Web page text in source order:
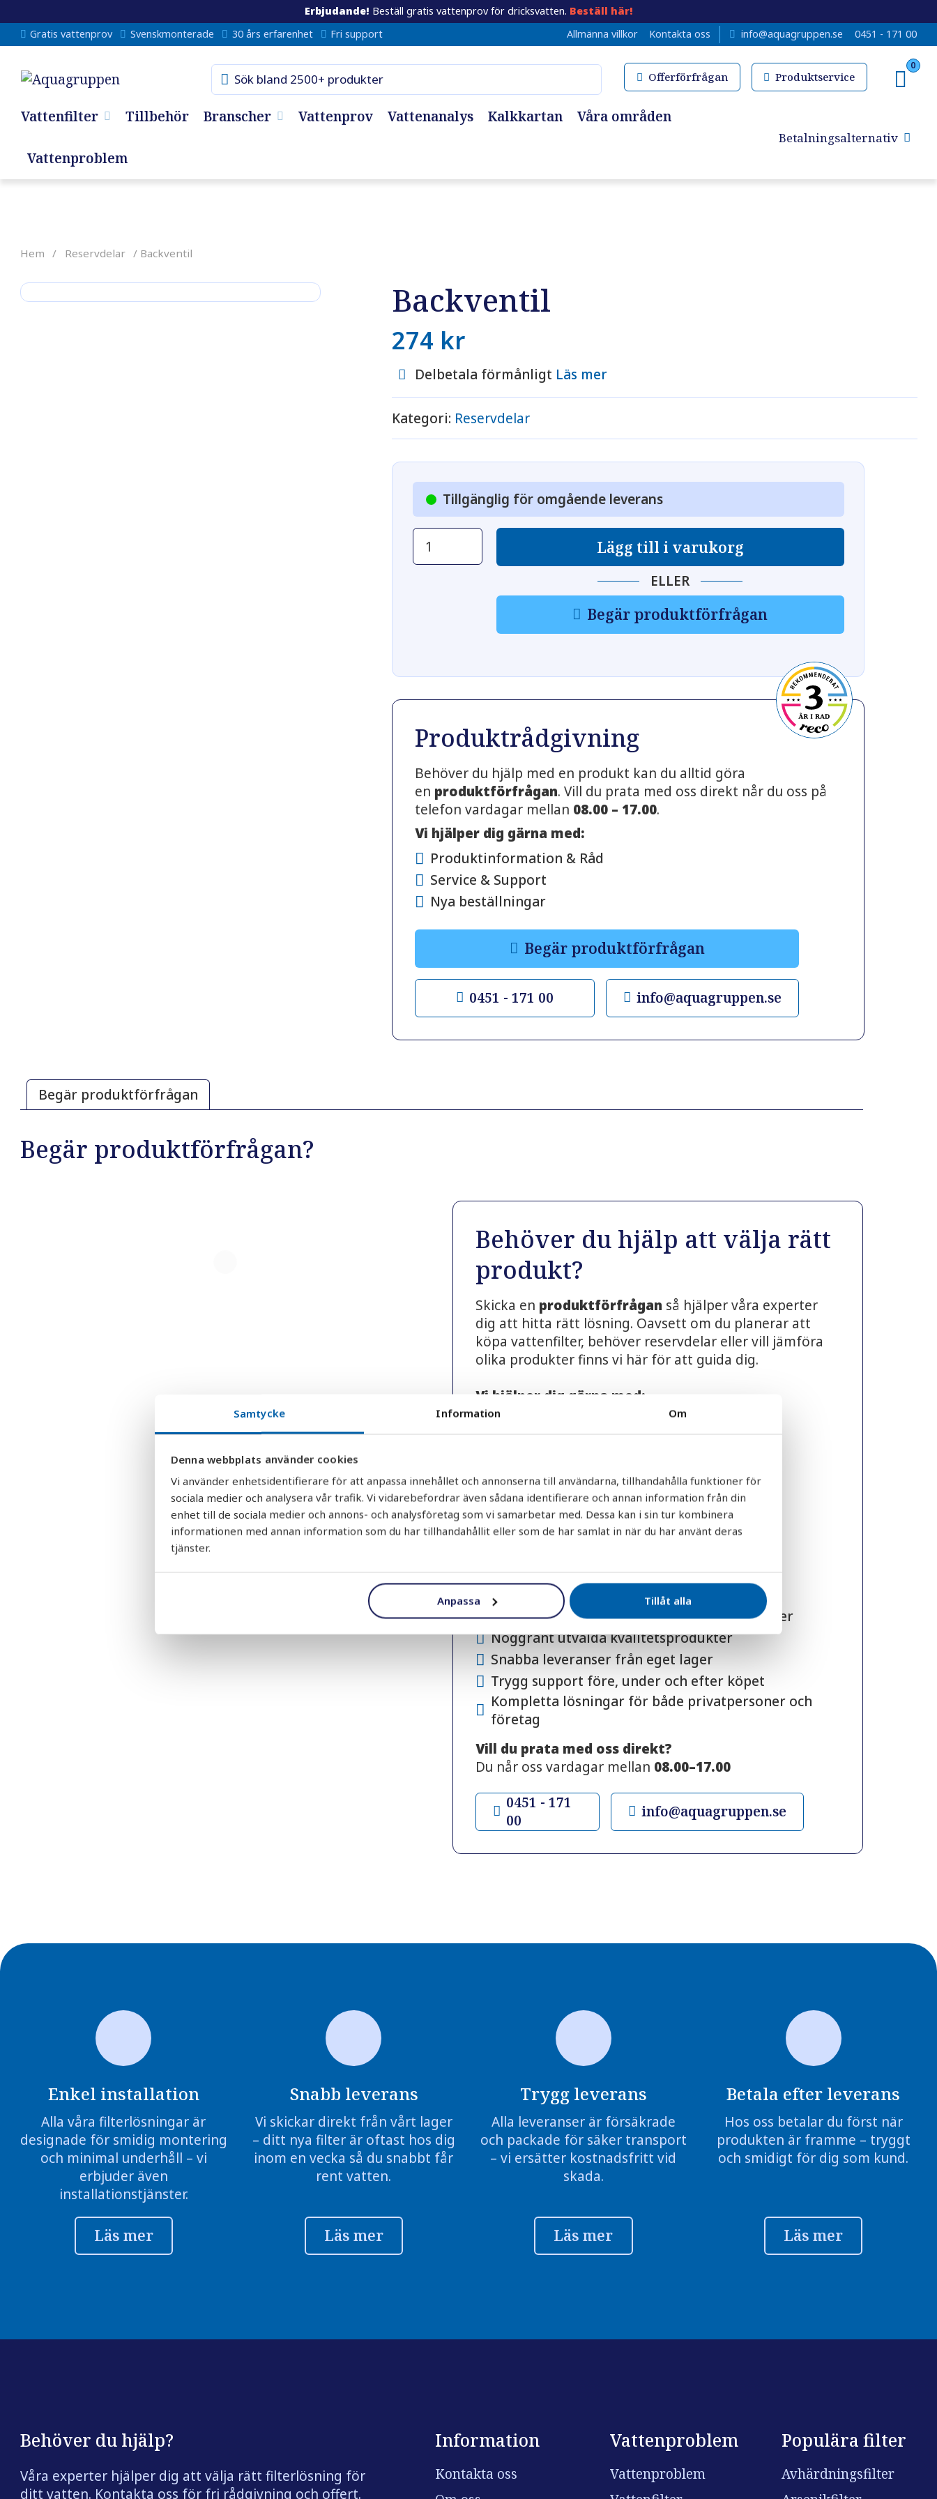
Samtycke Information Om
Denna webbplats använder cookies
Vi använder enhetsidentifierare för att anpassa innehållet och annonserna till användarna, tillhandahålla funktioner för
sociala medier och analysera vår trafik. Vi vidarebefordrar även sådana identifierare och annan information från din
enhet till de sociala medier och annons- och analysföretag som vi samarbetar med. Dessa kan i sin tur kombinera
informationen med annan information som du har tillhandahållit eller som de har samlat in när du har använt deras
tjänster.
Anpassa Tillåt alla
Erbjudande! Beställ gratis vattenprov för dricksvatten. Beställ här!
Gratis vattenprov
Svenskmonterade 30 års erfarenhet Fri support Allmänna villkor Kontakta oss info@aquagruppen.se 0451 - 171 00
Offerförfrågan Produktservice
0
Vattenfilter Tillbehör Branscher Vattenprov Vattenanalys Kalkkartan Våra områden
Vattenproblem
Betalningsalternativ
Hem / Reservdelar / Backventil
Backventil
274 kr
Delbetala förmånligt Läs mer
Kategori: Reservdelar
Tillgänglig för omgående leverans
Backventil
mängd
Lägg till i varukorg
ELLER
Begär produktförfrågan
Produktrådgivning
Behöver du hjälp med en produkt kan du alltid göra
en produktförfrågan. Vill du prata med oss direkt når du oss på
telefon vardagar mellan 08.00 – 17.00.
Vi hjälper dig gärna med:
Produktinformation & Råd
Service & Support
Nya beställningar
Begär produktförfrågan
0451 - 171 00 info@aquagruppen.se
Begär produktförfrågan
Begär produktförfrågan?
Behöver du hjälp att välja rätt
produkt?
Skicka en produktförfrågan så hjälper våra experter
dig att hitta rätt lösning. Oavsett om du planerar att
köpa vattenfilter, behöver reservdelar eller vill jämföra
olika produkter finns vi här för att guida dig.
Vi hjälper dig gärna med:
Produktrekommendationer och rådgivning
Reservdelar och kompatibilitet
Leverans- och lagerfrågor
Nya beställningar och projektplanering
Över 30 års erfarenhet inom vattenfilter och
tillbehör
Personlig rådgivning från kunniga specialister
Noggrant utvalda kvalitetsprodukter
Snabba leveranser från eget lager
Trygg support före, under och efter köpet
Kompletta lösningar för både privatpersoner och
företag
Vill du prata med oss direkt?
Du når oss vardagar mellan 08.00–17.00
0451 - 171
00
info@aquagruppen.se
Enkel installation
Alla våra filterlösningar är
designade för smidig montering
och minimal underhåll – vi
erbjuder även
installationstjänster.
Läs mer
Snabb leverans
Vi skickar direkt från vårt lager
– ditt nya filter är oftast hos dig
inom en vecka så du snabbt får
rent vatten.
Läs mer
Trygg leverans
Alla leveranser är försäkrade
och packade för säker transport
– vi ersätter kostnadsfritt vid
skada.
Läs mer
Betala efter leverans
Hos oss betalar du först när
produkten är framme – tryggt
och smidigt för dig som kund.
Läs mer
Behöver du hjälp?
Våra experter hjälper dig att välja rätt filterlösning för
ditt vatten. Kontakta oss för fri rådgivning och offert.
Information
Kontakta oss
Vattenproblem
Vattenproblem
Populära filter
Avhärdningsfilter